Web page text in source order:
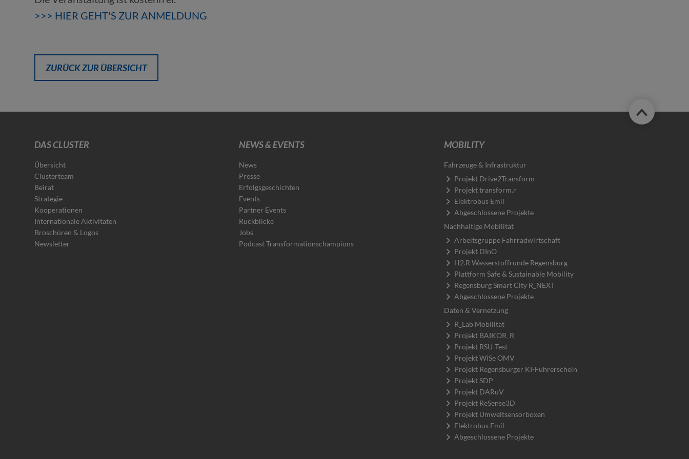
>>> HIER GEHT'S ZUR ANMELDUNG
ZURÜCK ZUR ÜBERSICHT
DAS CLUSTER
Übersicht
Clusterteam
Beirat
Strategie
Kooperationen
Internationale Aktivitäten
Broschüren & Logos
Newsletter
NEWS & EVENTS
News
Presse
Erfolgsgeschichten
Events
Partner Events
Rückblicke
Jobs
Podcast Transformationschampions
MOBILITY
Fahrzeuge & Infrastruktur
Projekt Drive2Transform
Projekt transform.r
Elektrobus Emil
Abgeschlossene Projekte
Nachhaltige Mobilität
Arbeitsgruppe Fahrradwirtschaft
Projekt DInO
H2.R Wasserstoffrunde Regensburg
Plattform Safe & Sustainable Mobility
Regensburg Smart City R_NEXT
Abgeschlossene Projekte
Daten & Vernetzung
R_Lab Mobilität
Projekt BAIKOR_R
Projekt RSU-Test
Projekt WiSe OMV
Projekt Regensburger KI-Führerschein
Projekt SDP
Projekt DARuV
Projekt ReSense3D
Projekt Umweltsensorboxen
Elektrobus Emil
Abgeschlossene Projekte